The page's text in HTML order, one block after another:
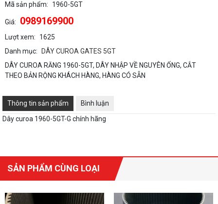
Mã sản phẩm: 1960-5GT
Giá: 0989169900
Lượt xem:
1625
Danh mục:
DÂY CUROA GATES 5GT
DÂY CUROA RĂNG 1960-5GT, DÂY NHẬP VỀ NGUYÊN ỐNG, CẮT
THEO BẢN RỘNG KHÁCH HÀNG, HÀNG CÓ SẴN
Thông tin sản phẩm
Bình luận
Dây curoa 1960-5GT-G chính hãng
SẢN PHẨM CÙNG LOẠI